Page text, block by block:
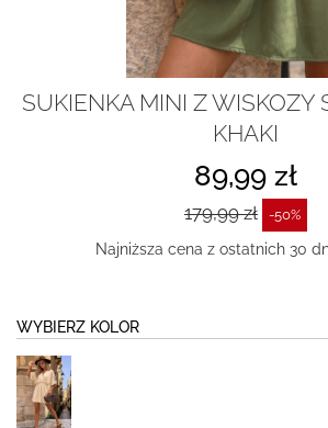
SUKIENKA MINI Z WISKOZY
KHAKI
89,99 zł
179,99 zł -50%
Najniższa cena z ostatnich 30
WYBIERZ KOLOR